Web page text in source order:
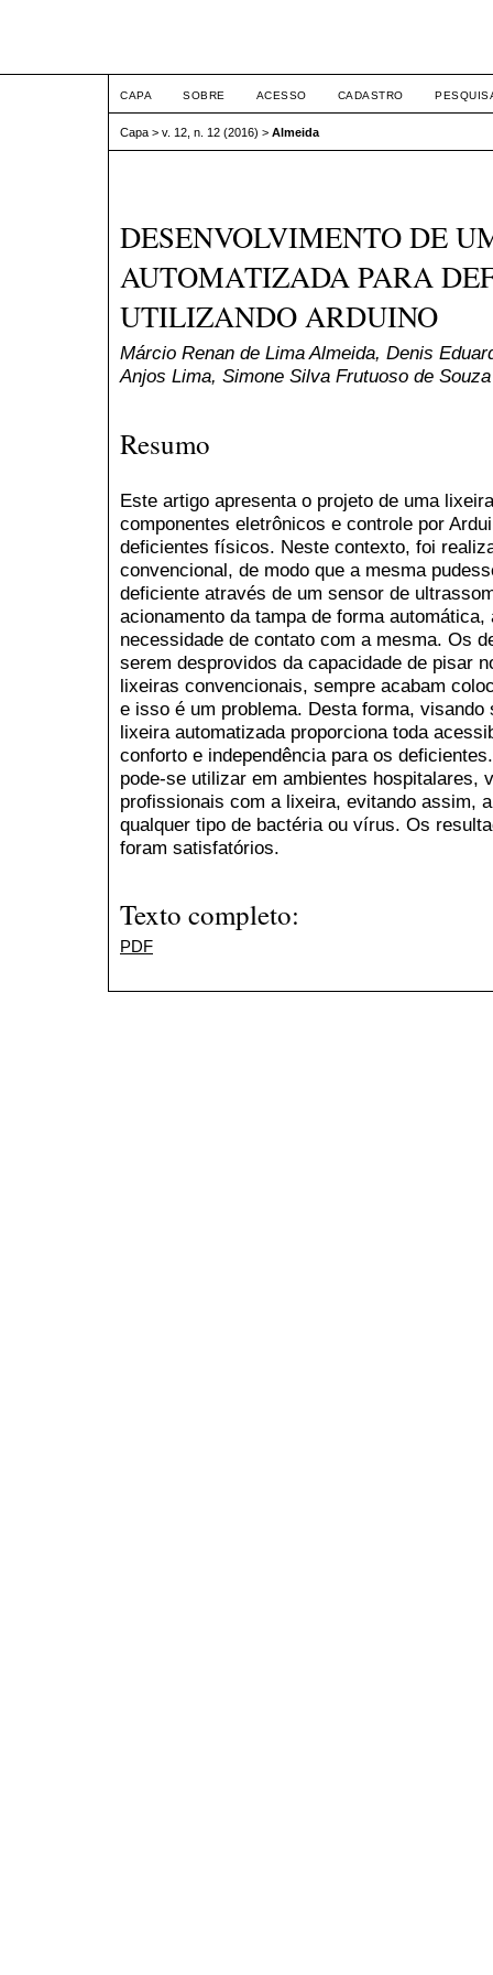
CAPA SOBRE ACESSO CADASTRO
Capa > v. 12, n. 12 (2016) > Almeida
DESENVOLVIMENTO DE
AUTOMATIZADA PARA
UTILIZANDO ARDUINO
Márcio Renan de Lima Almeida, Denis
Anjos Lima, Simone Silva Frutuoso de Souza
Resumo
Este artigo apresenta o projeto de uma
componentes eletrônicos e controle por
deficientes físicos. Neste contexto, foi
convencional, de modo que a mesma
deficiente através de um sensor de
acionamento da tampa de forma
necessidade de contato com a mesma. Os
serem desprovidos da capacidade de pisar
lixeiras convencionais, sempre acabam
e isso é um problema. Desta forma,
lixeira automatizada proporciona toda
conforto e independência para os
pode-se utilizar em ambientes hospitalares,
profissionais com a lixeira, evitando assim,
qualquer tipo de bactéria ou vírus. Os
foram satisfatórios.
Texto completo:
PDF